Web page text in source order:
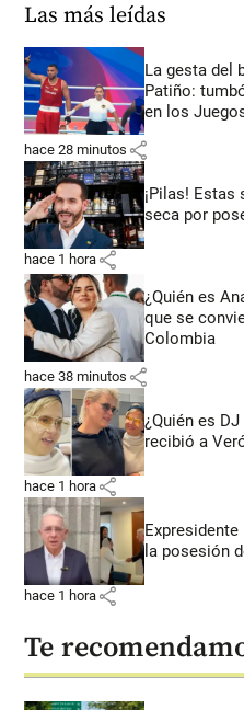
Las más leídas
La gesta del
Patiño:
en los
hace 28 minutos share
¡Pilas! Estas
seca por
hace 1 hora share
¿Quién es
que se
Colombia
hace 38 minutos share
¿Quién es
recibió a
hace 1 hora share
la posesión
hace 1 hora share
Te